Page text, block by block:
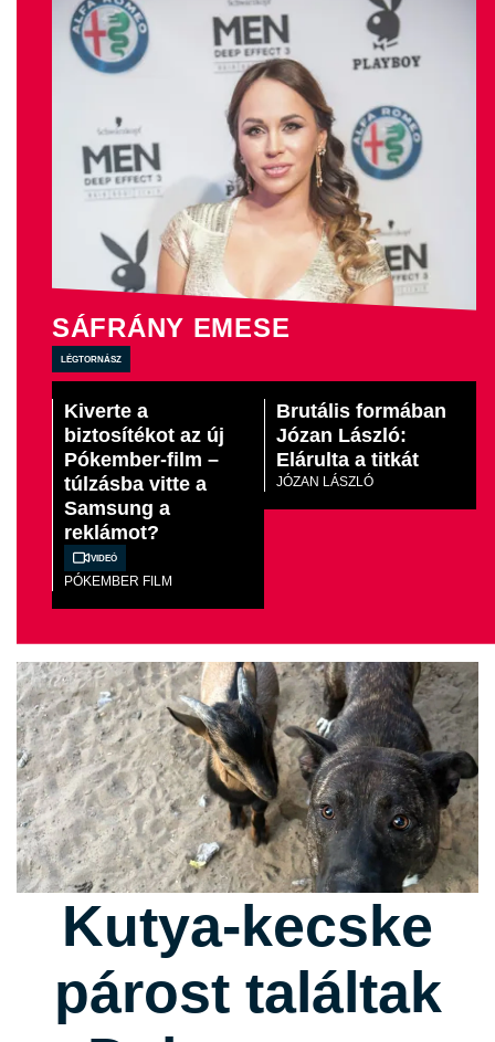
SÁFRÁNY EMESE
légtornász
Kiverte a
biztosítékot az új
Pókember-film –
túlzásba vitte a
Samsung a
reklámot?
Videó
PÓKEMBER FILM
Brutális formában
Józan László:
Elárulta a titkát
JÓZAN LÁSZLÓ
Kutya-kecske
párost találtak